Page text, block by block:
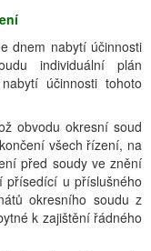
dnem nabytí účinnosti
individuální plán
účinnosti tohoto
obvodu okresní soud
všech řízení, na
před soudy ve znění
přísedící u příslušného
okresního soudu z
k zajištění řádného